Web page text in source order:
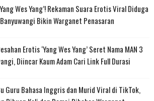
Wes Yang’! Rekaman Suara Erotis Viral Diduga
Bikin Warganet Penasaran
Erotis ‘Yang Wes Yang’ Seret Nama MAN 3
Diincar Kaum Adam Cari Link Full Durasi
Guru Bahasa Inggris dan Murid Viral di TikTok,